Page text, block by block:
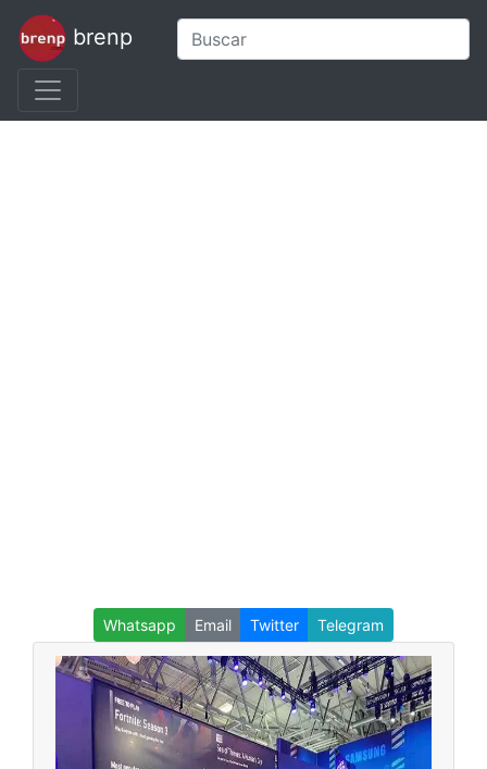
brenp
Whatsapp Email Twitter Telegram